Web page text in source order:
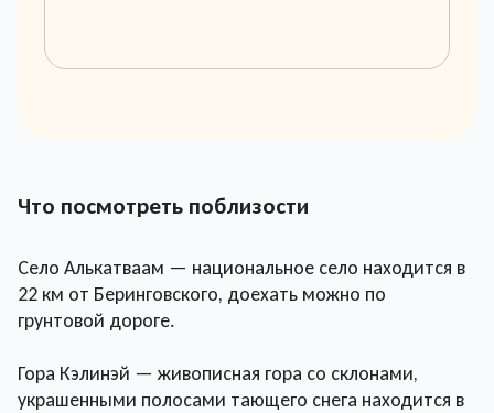
Что посмотреть поблизости
Село Алькатваам — национальное село находится в
22 км от Беринговского, доехать можно по
грунтовой дороге.
Гора Кэлинэй — живописная гора со склонами,
украшенными полосами тающего снега находится в